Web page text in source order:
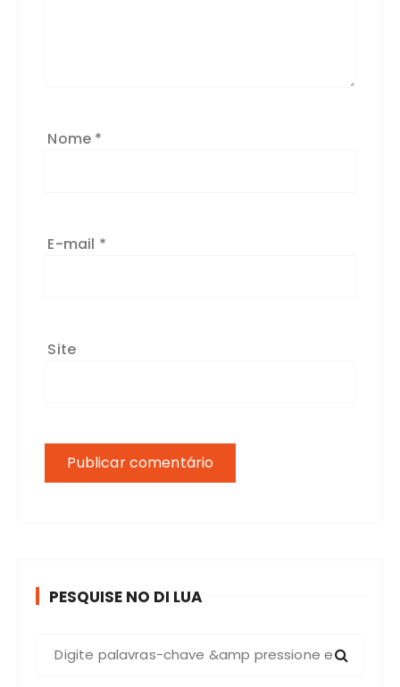
Nome *
E-mail *
Site
PESQUISE NO DI LUA